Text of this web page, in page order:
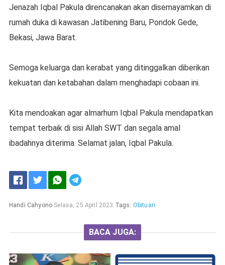
Jenazah Iqbal Pakula direncanakan akan disemayamkan di
rumah duka di kawasan Jatibening Baru, Pondok Gede,
Bekasi, Jawa Barat.
Semoga keluarga dan kerabat yang ditinggalkan diberikan
kekuatan dan ketabahan dalam menghadapi cobaan ini.
Kita mendoakan agar almarhum Iqbal Pakula mendapatkan
tempat terbaik di sisi Allah SWT dan segala amal
ibadahnya diterima. Selamat jalan, Iqbal Pakula.
Handi Cahyono Selasa, 25 April 2023 Tags: Obituari
BACA JUGA: